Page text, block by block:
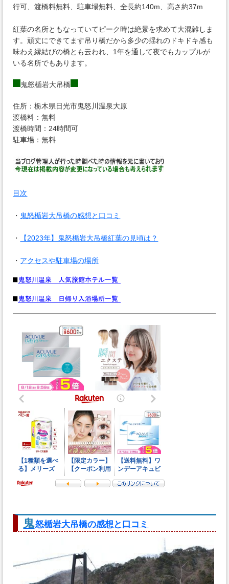
行可、渡橋料無料、駐車場無料、全長約140m、高さ約37m
紅葉の名所ともなっていてピーク時は絶景を求めて大混雑しま
す。頑丈にできてます吊り橋だから多少の揺れのドキドキ感も
味わえ縁結びの橋とも云われ、1年を通して夜でもカップルが
いる名所でもあります。
鬼怒楯岩大吊橋
住所：栃木県日光市鬼怒川温泉大原
渡橋料：無料
渡橋時間：24時間可
駐車場：無料
目次
・ 鬼怒楯岩大吊橋の感想と口コミ
・ 【2023年】鬼怒楯岩大吊橋紅葉の見頃は？
・ アクセスや駐車場の場所
鬼怒楯岩大吊橋の感想と口コミ